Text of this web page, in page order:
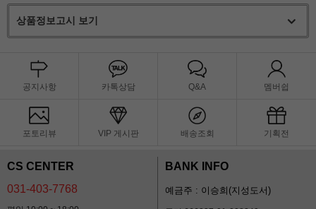
상품정보고시 보기
공지사항 카톡상담 Q&A 멤버쉽
포토리뷰 VIP 게시판 배송조회 기획전
CS CENTER
031-403-7768
BANK INFO
예금주 : 이승희(지성도서)